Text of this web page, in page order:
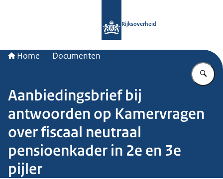
Rijksoverheid
Home Documenten
Aanbiedingsbrief bij
antwoorden op Kamervragen
over fiscaal neutraal
pensioenkader in 2e en 3e
pijler